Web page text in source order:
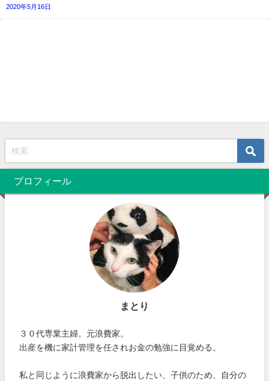
2020年5月16日
プロフィール
まとり
３０代専業主婦。元浪費家。
出産を機に家計管理を任されお金の勉強に目覚める。
私と同じように浪費家から脱出したい、子供のため、自分の